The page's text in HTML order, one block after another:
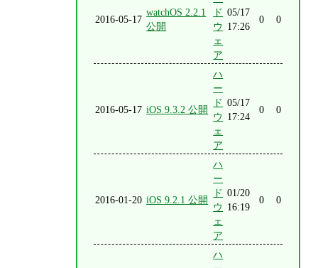
2016-05-17
watchOS 2.2.1
公開
ド
ウ
ェ
ア
05/17
17:26
0 0
2016-05-17 iOS 9.3.2 公開
ハ
ー
ド
ウ
ェ
ア
05/17
17:24
0 0
2016-01-20 iOS 9.2.1 公開
ハ
ー
ド
ウ
ェ
ア
01/20
16:19
0 0
ハ